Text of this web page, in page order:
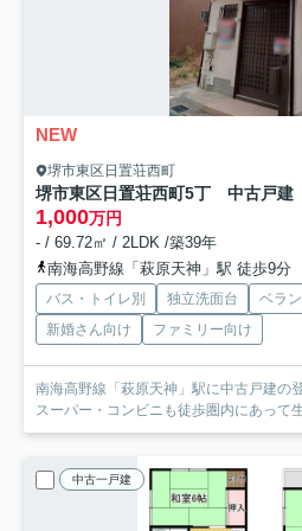
NEW
堺市東区日置荘西町
堺市東区日置荘西町5丁 中古戸建
1,000万円
- / 69.72㎡ / 2LDK /築39年
南海高野線「萩原天神」駅 徒歩9分
バス・トイレ別 独立洗面台 ベラ
新婚さん向け
ファミリー向け
南海高野線「萩原天神」駅に中古戸建の
スーパー・コンビニも徒歩圏内にあって
中古一戸建